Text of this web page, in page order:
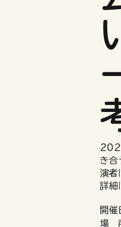
き合
演者
詳細
開催
場